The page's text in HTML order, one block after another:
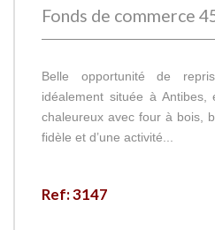
Fonds de commerce
Belle opportunité de
idéalement située à Antibes,
chaleureux avec four à bois,
fidèle et d’une activité...
Ref: 3147